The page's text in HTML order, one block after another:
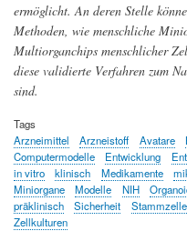
ermöglicht. An deren Stelle
Methoden, wie menschliche
Multiorganchips menschlicher
diese validierte Verfahren zum
sind.
Tags
Arzneimittel
Arzneistoff Avatare
Computermodelle
Entwicklung
in vitro
klinisch Medikamente
Miniorgane
Modelle NIH
präklinisch
Sicherheit
Zellkulturen